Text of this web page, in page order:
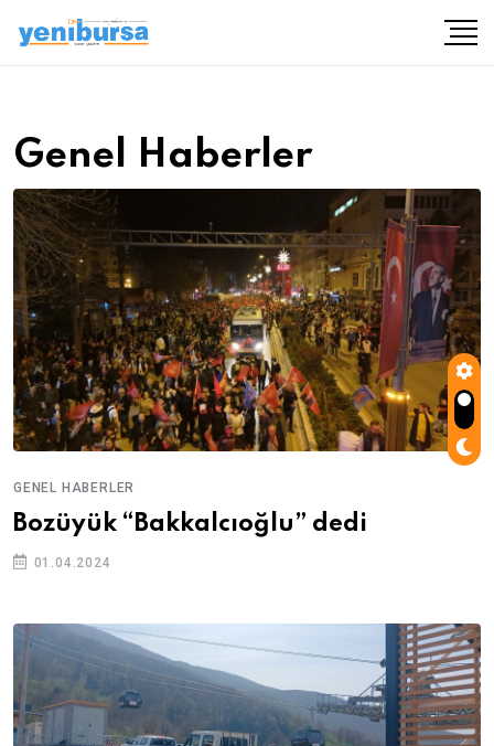
Genel Haberler
GENEL HABERLER
Bozüyük “Bakkalcıoğlu” dedi
01.04.2024